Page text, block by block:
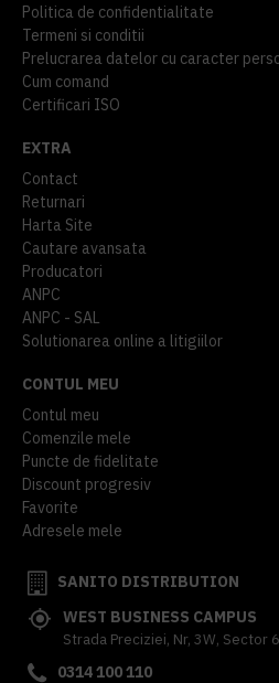
Politica de confidentialitate
Termeni si conditii
Prelucrarea datelor cu caracter
Cum comand
Certificari ISO
EXTRA
Contact
Returnari
Harta Site
Cautare avansata
Producatori
ANPC
ANPC - SAL
Solutionarea online a litigiilor
CONTUL MEU
Contul meu
Comenzile mele
Puncte de fidelitate
Discount progresiv
Favorite
Adresele mele
SANITO DISTRIBUTION
WEST BUSINESS CAMPUS
Strada Preciziei, Nr, 3W, Sector
0314 100 110